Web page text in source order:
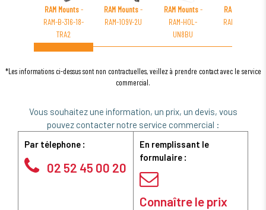
RAM Mounts-
RAM-B-316-18-
TRA2
RAM Mounts-
RAM-109V-2U
RAM Mounts-
RAM-HOL-
UN8BU
RAM Mounts
RAM-HOL-TO9
*Les informations ci-dessus sont non contractuelles, veillez à prendre contact avec le service
commercial.
Vous souhaitez une information, un prix, un devis, vous
pouvez contacter notre service commercial :
Par télephone :
02 52 45 00 20
En remplissant le
formulaire :
Connaître le prix